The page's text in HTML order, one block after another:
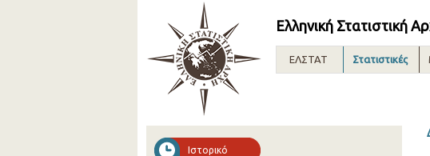
Ελληνική Στατιστική
ΕΛΣΤΑΤ Στατιστικές
Ιστορικό